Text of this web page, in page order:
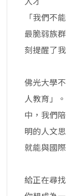
「我們不
最脆弱族
刻提醒了
佛光大學
人教育」
中，我們
明的人文
就能與國
給正在尋